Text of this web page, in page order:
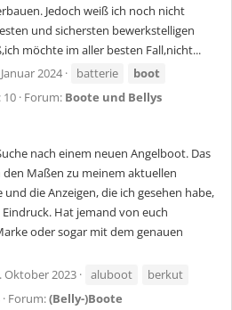
Jedoch weiß ich noch nicht
und sichersten bewerkstelligen
möchte im aller besten Fall,nicht...
2024 batterie
boot
Forum: Boote und Bellys
nach einem neuen Angelboot. Das
den Maßen zu meinem aktuellen
die Anzeigen, die ich gesehen habe,
Hat jemand von euch
oder sogar mit dem genauen
Oktober 2023 aluboot
berkut
Forum:(Belly-)Boote